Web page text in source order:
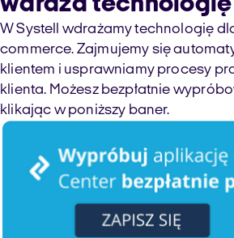
W Systell wdrażamy technologię
commerce. Zajmujemy się
klientem i usprawniamy procesy
klienta. Możesz bezpłatnie
klikając w poniższy baner.